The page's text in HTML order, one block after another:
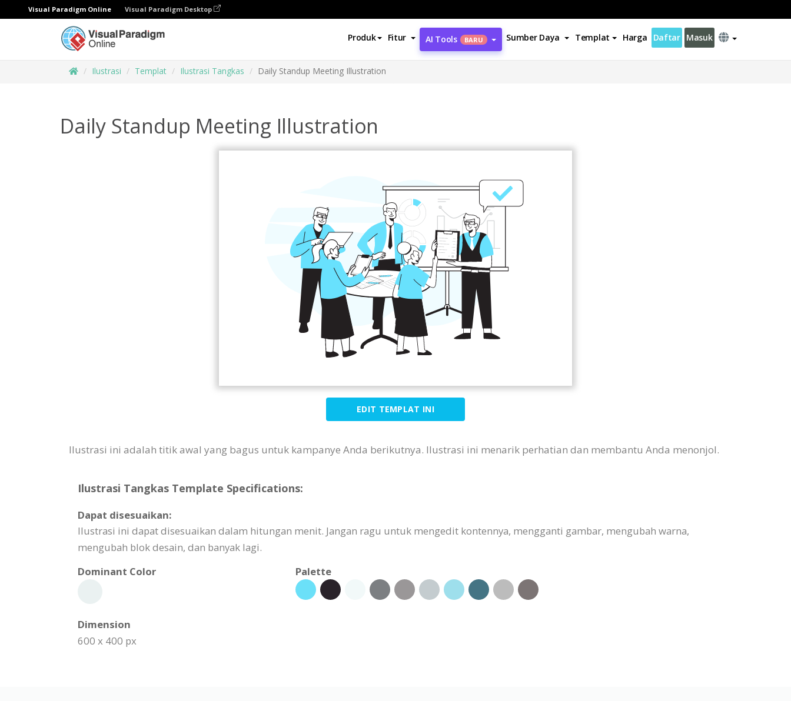
Visual Paradigm Online Visual Paradigm Desktop
Produk Fitur AI Tools BARU Sumber Daya Templat Harga Daftar Masuk
Ilustrasi Templat Ilustrasi Tangkas Daily Standup Meeting Illustration
Daily Standup Meeting Illustration
EDIT TEMPLAT INI
Ilustrasi ini adalah titik awal yang bagus untuk kampanye Anda berikutnya. Ilustrasi ini menarik perhatian dan membantu Anda menonjol.
Ilustrasi Tangkas Template Specifications:
Dapat disesuaikan:
Ilustrasi ini dapat disesuaikan dalam hitungan menit. Jangan ragu untuk mengedit kontennya, mengganti gambar, mengubah warna,
mengubah blok desain, dan banyak lagi.
Dominant Color
Palette
Dimension
600 x 400 px